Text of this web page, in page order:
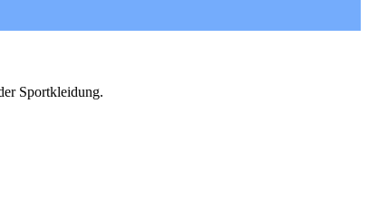
Sportkleidung.